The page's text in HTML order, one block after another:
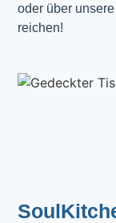
oder über
reichen!